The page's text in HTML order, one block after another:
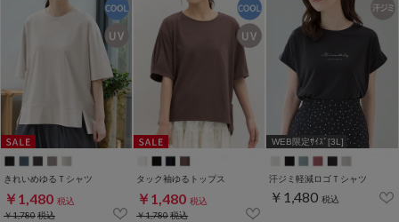
きれいめゆるＴシャツ
￥1,480 税込
￥1,780税込
タック袖ゆるトップス
￥1,480 税込
￥1,780税込
WEB限定ｻｲｽﾞ[3L]
汗ジミ軽減ロゴＴシャツ
￥1,480 税込